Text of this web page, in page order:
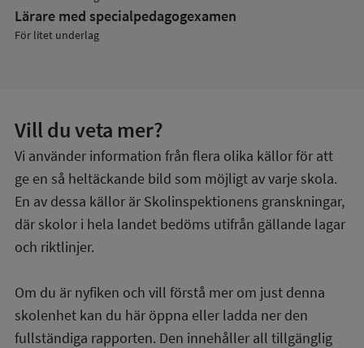
Lärare med specialpedagog­examen
För litet underlag
Vill du veta mer?
Vi använder information från flera olika källor för att
ge en så heltäckande bild som möjligt av varje skola.
En av dessa källor är Skolinspektionens granskningar,
där skolor i hela landet bedöms utifrån gällande lagar
och riktlinjer.
Om du är nyfiken och vill förstå mer om just denna
skolenhet kan du här öppna eller ladda ner den
fullständiga rapporten. Den innehåller all tillgänglig